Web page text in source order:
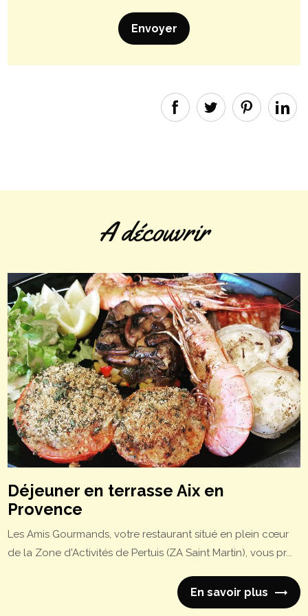
A découvrir
Déjeuner en terrasse Aix en
Provence
Les Amis Gourmands, votre restaurant situé en plein cœur
de la Zone d'Activités de Pertuis (ZA Saint Martin), vous pr...
En savoir plus